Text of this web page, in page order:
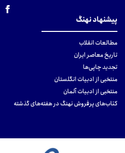
پیشنهاد نهنگ
مطالعات انقلاب
تاریخ معاصر ایران
تجدید چاپی‌ها
منتخبی از ادبیات انگلستان
منتخبی از ادبیات آلمان
کتاب‌های پرفروش نهنگ در هفته‌های گذشته